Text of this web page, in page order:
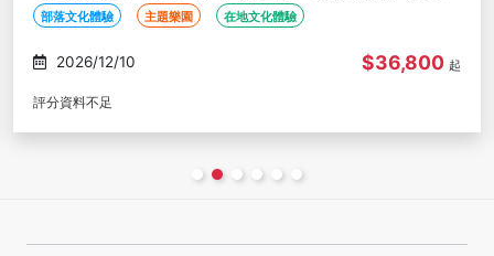
摩、夜遊湄南河、無購物
部落文化體驗 主題樂園 在地文化體驗
2026/12/10 $36,800 起
評分資料不足